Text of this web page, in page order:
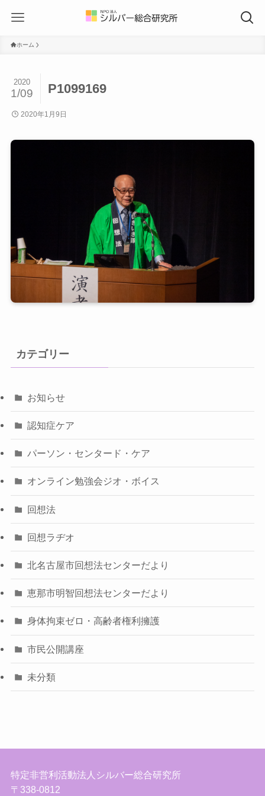
ホーム
P1099169
2020
1/09
2020年1月9日
カテゴリー
お知らせ
認知症ケア
パーソン・センタード・ケア
オンライン勉強会ジオ・ボイス
回想法
回想ラヂオ
北名古屋市回想法センターだより
恵那市明智回想法センターだより
身体拘束ゼロ・高齢者権利擁護
市民公開講座
未分類
特定非営利活動法人シルバー総合研究所
〒338-0812